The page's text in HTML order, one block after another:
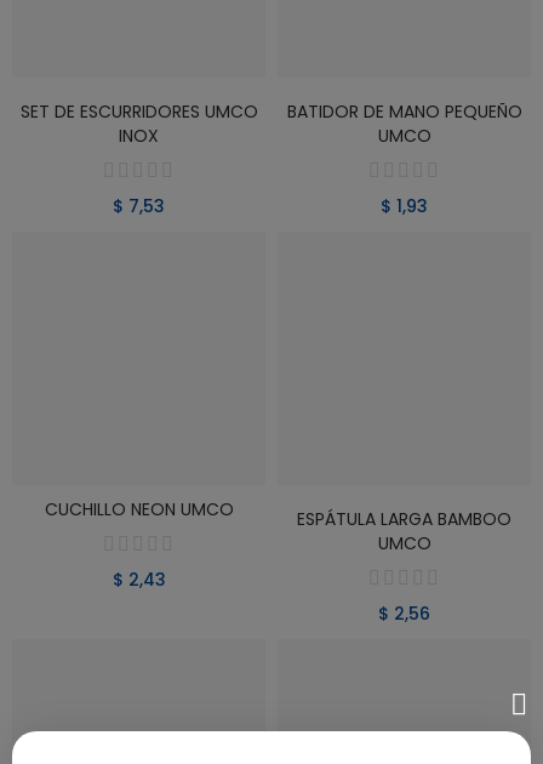
VER PRODUCTO
SET DE ESCURRIDORES UMCO
INOX
$ 7,53
VER PRODUCTO
BATIDOR DE MANO PEQUEÑO
UMCO
$ 1,93
VER PRODUCTO
CUCHILLO NEON UMCO
$ 2,43
VER PRODUCTO
ESPÁTULA LARGA BAMBOO
UMCO
$ 2,56